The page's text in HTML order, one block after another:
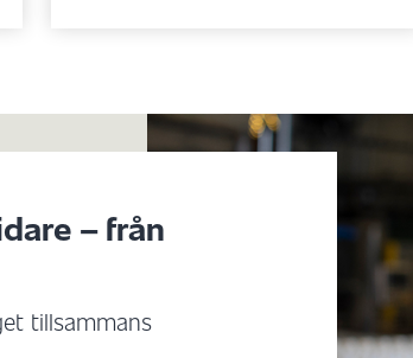
– från
tillsammans